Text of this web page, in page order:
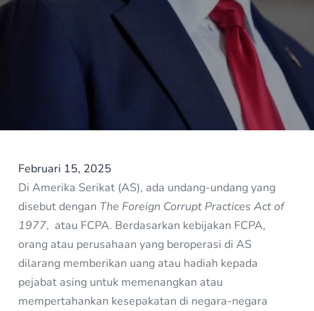
Februari 15, 2025
Di Amerika Serikat (AS), ada undang-undang yang
disebut dengan The Foreign Corrupt Practices Act of
1977, atau FCPA. Berdasarkan kebijakan FCPA,
orang atau perusahaan yang beroperasi di AS
dilarang memberikan uang atau hadiah kepada
pejabat asing untuk memenangkan atau
mempertahankan kesepakatan di negara-negara